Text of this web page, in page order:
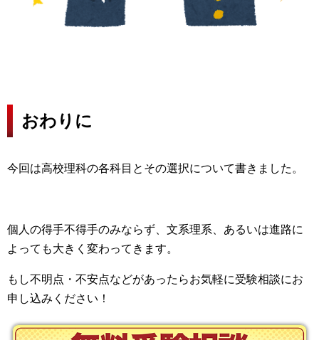
おわりに
今回は高校理科の各科目とその選択について書きました。
個人の得手不得手のみならず、文系理系、あるいは進路に
よっても大きく変わってきます。
もし不明点・不安点などがあったらお気軽に受験相談にお
申し込みください！